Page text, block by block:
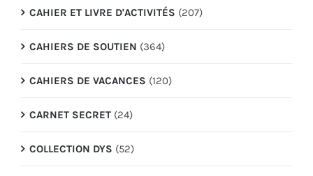
CAHIER ET LIVRE D'ACTIVITÉS (207)
CAHIERS DE SOUTIEN (364)
CAHIERS DE VACANCES (120)
CARNET SECRET (24)
COLLECTION DYS (52)